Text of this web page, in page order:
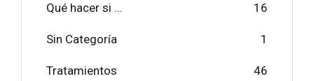
Qué hacer si … 16
Sin Categoría 1
Tratamientos 46